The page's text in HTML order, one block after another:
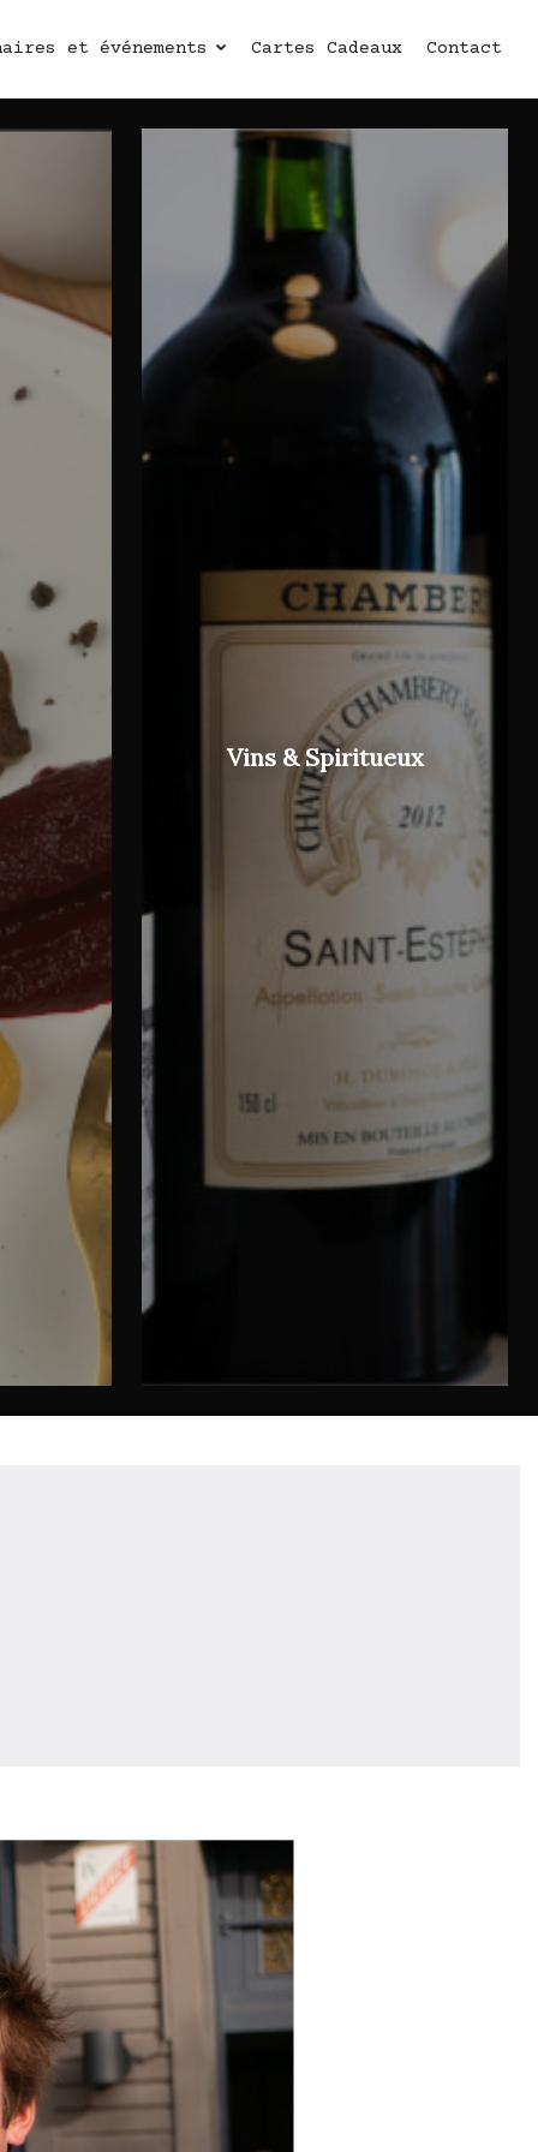
et événements Cartes Cadeaux Contact
Vins & Spiritueux